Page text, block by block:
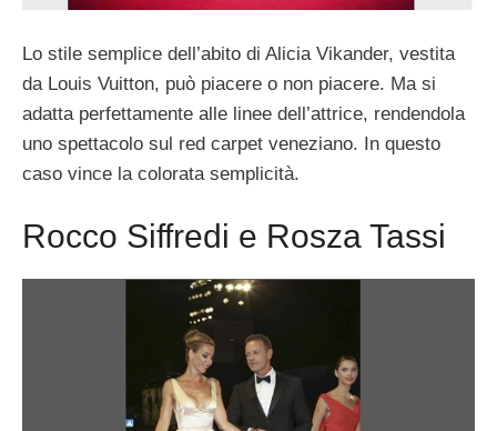
Lo stile semplice dell’abito di Alicia Vikander, vestita
da Louis Vuitton, può piacere o non piacere. Ma si
adatta perfettamente alle linee dell’attrice, rendendola
uno spettacolo sul red carpet veneziano. In questo
caso vince la colorata semplicità.
Rocco Siffredi e Rosza Tassi